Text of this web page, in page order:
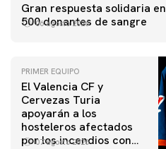
Gran respuesta solidaria
500 donantes de sangre
06 agosto 2026
PRIMER EQUIPO
El Valencia CF y
Cervezas Turia
apoyarán a los
hosteleros afectados
por los incendios con
07 agosto 2026